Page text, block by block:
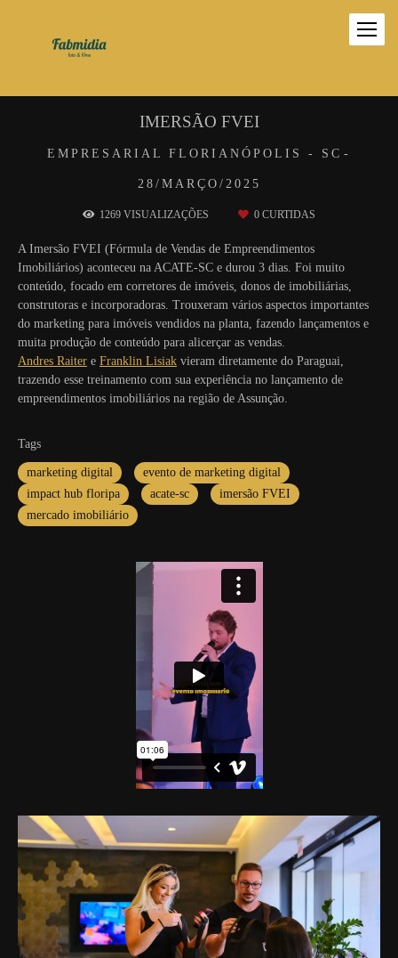
EMPRESARIAL FLORIANÓPOLIS - SC
28/MARÇO/2025
IMERSÃO FVEI
1269 VISUALIZAÇÕES 0 CURTIDAS
A Imersão FVEI (Fórmula de Vendas de Empreendimentos
Imobiliários) aconteceu na ACATE-SC e durou 3 dias. Foi muito
conteúdo, focado em corretores de imóveis, donos de imobiliárias,
construtoras e incorporadoras. Trouxeram vários aspectos importantes
do marketing para imóveis vendidos na planta, fazendo lançamentos e
muita produção de conteúdo para alicerçar as vendas.
Andres Raiter e Franklin Lisiak vieram diretamente do Paraguai,
trazendo esse treinamento com sua experiência no lançamento de
empreendimentos imobiliários na região de Assunção.
Tags
marketing digital
evento de marketing digital
impact hub floripa
acate-sc
imersão FVEI
mercado imobiliário